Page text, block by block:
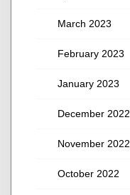
March 2023
February 2023
January 2023
December 2022
November 2022
October 2022